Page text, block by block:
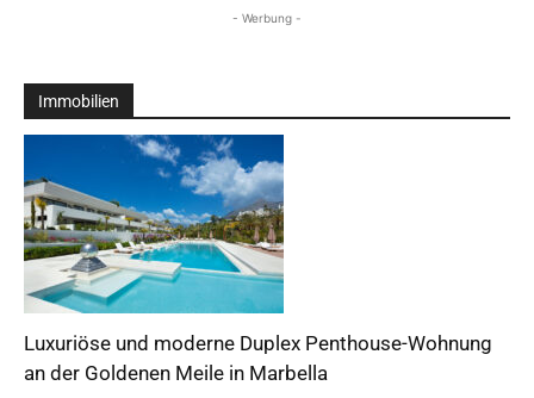
- Werbung -
Immobilien
Luxuriöse und moderne Duplex Penthouse-Wohnung
an der Goldenen Meile in Marbella